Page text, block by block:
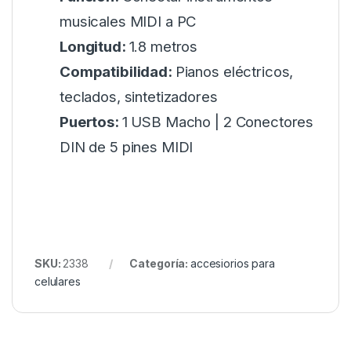
musicales MIDI a PC
Longitud: 1.8 metros
Compatibilidad: Pianos eléctricos,
teclados, sintetizadores
Puertos: 1 USB Macho | 2 Conectores
DIN de 5 pines MIDI
SKU: 2338 Categoría: accesiorios para
celulares